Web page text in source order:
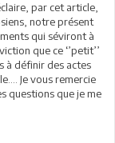
par cet article,
notre présent
qui séviront à
que ce ‘’petit’’
à définir des actes
Je vous remercie
questions que je me